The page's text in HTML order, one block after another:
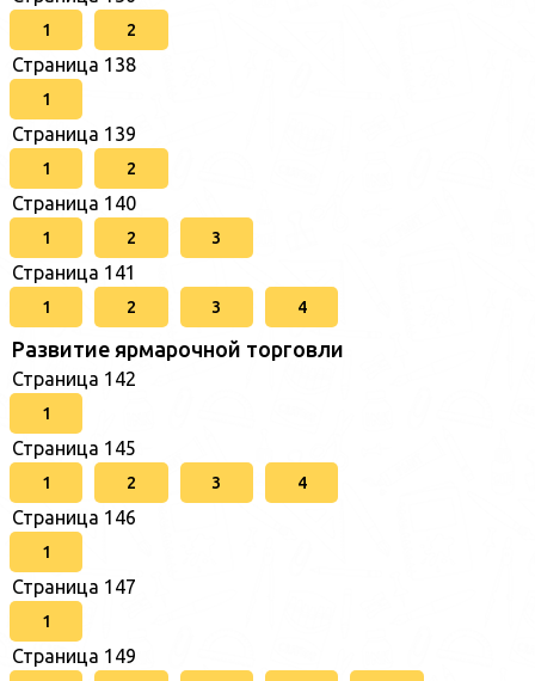
1 2
Страница 138
1
Страница 139
1 2
Страница 140
1 2 3
Страница 141
1 2 3 4
Развитие ярмарочной торговли
Страница 142
1
Страница 145
1 2 3 4
Страница 146
1
Страница 147
1
Страница 149